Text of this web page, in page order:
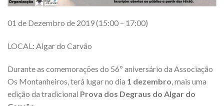
01 de Dezembro de 2019 (15:00 – 17:00)
LOCAL: Algar do Carvão
Durante as comemorações do 56º aniversário da Associação
Os Montanheiros, terá lugar no dia 1 dezembro, mais uma
edição da tradicional Prova dos Degraus do Algar do